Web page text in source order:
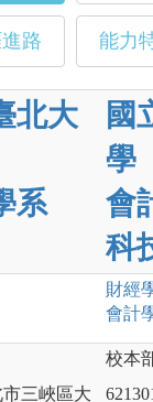
路 能力
北大
系
國
學
會
科
財經
會計
市三峽區大
校本